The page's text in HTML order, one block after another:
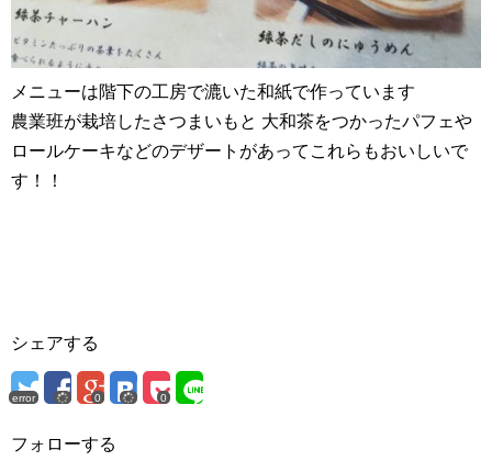
メニューは階下の工房で漉いた和紙で作っています
農業班が栽培したさつまいもと 大和茶をつかったパフェや
ロールケーキなどのデザートがあってこれらもおいしいで
す！！
シェアする
error 0 0
フォローする